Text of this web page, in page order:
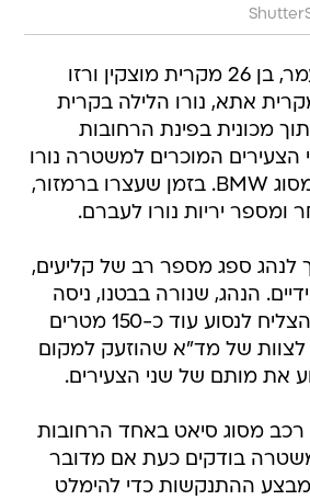
רצח בקריות. יניב עמר, בן 26 מקרית מוצקין ורזו
בן 27, מקרית אתא, נורו הלילה בקרית
מכונית בפינת הרחובות
הצעירים המוכרים למשטרה נורו
כאשר נסעו ברכב מסוג BMW. בזמן שעצרו ברמזור,
ומספר יריות נורו לעברם.
לנהג ספג מספר רב של קליעים,
הנהג, שנורה בבטנו, ניסה
להימלט מהמקום והצליח לנסוע עוד כ-150 מטרים
של מד"א שהוזעק למקום
את מותם של שני הצעירים.
רכב מסוג סיאט באחד הרחובות
בודקים כעת אם מדובר
ההתנקשות כדי להימלט